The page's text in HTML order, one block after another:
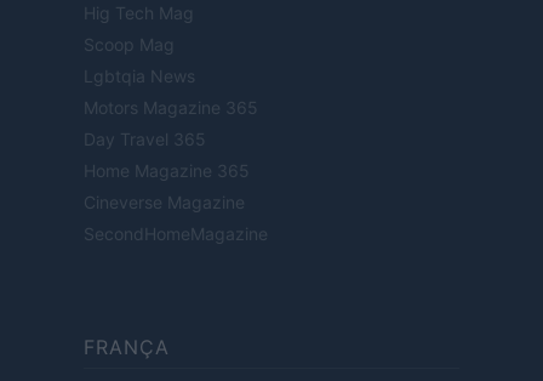
Hig Tech Mag
Scoop Mag
Lgbtqia News
Motors Magazine 365
Day Travel 365
Home Magazine 365
Cineverse Magazine
SecondHomeMagazine
FRANÇA